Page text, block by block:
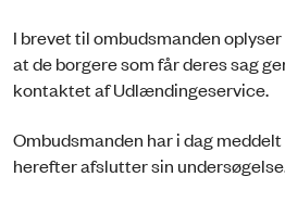
I brevet til ombudsmanden
at de borgere som får deres sag
kontaktet af Udlændingeservice.
Ombudsmanden har i dag
herefter afslutter sin